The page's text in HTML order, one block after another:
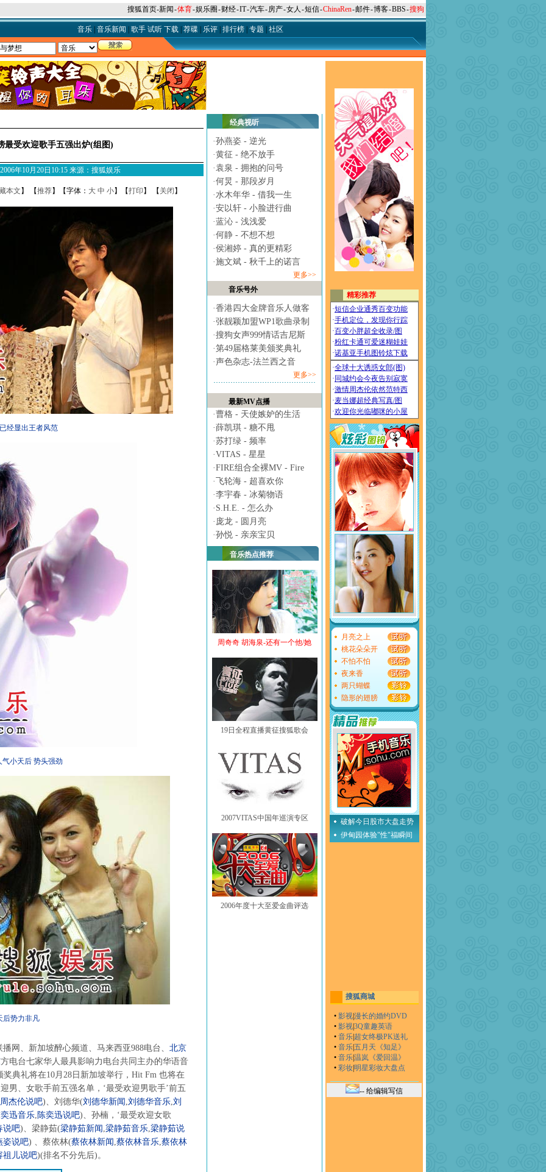
搜狐首页-新闻-体育-娱乐圈 -财经-IT-汽车-房产-女人 -短信-ChinaRen-邮件-博客-BBS-搜狗
音乐| 音乐新闻 歌手 试听 下载| 荐碟| 乐评| 排行榜| 专题 社区
最受欢迎歌手五强出炉(组图)
年10月20日10:15 来源：搜狐娱乐
本文 】 【推荐】【字体： 大 中 小】【打印 】 【 关闭 】
经显出王者风范
气小天后 势头强劲
后势力非凡
网、新加坡醉心频道、马来西亚988电台、 北京
方电台七家华人最具影响力电台共同主办的华语音
典礼将在10月28日新加坡举行，Hit Fm 也将在
男、女歌手前五强名单，‘最受欢迎男歌手’前五
周杰伦说吧)、刘德华(刘德华新闻 ,刘德华音乐,刘
迅音乐, 陈奕迅说吧)、孙楠，‘最受欢迎女歌
说吧)、梁静茹(梁静茹新闻 ,梁静茹音乐,梁静茹说
姿说吧) 、蔡依林(蔡依林新闻 ,蔡依林音乐,蔡依林
祖儿说吧)(排名不分先后)。
经典视听
·孙燕姿 - 逆光
·黄征 - 绝不放手
·袁泉 - 拥抱的问号
·何炅 - 那段岁月
·水木年华 - 借我一生
·安以轩 - 小脸进行曲
·蓝沁 - 浅浅爱
·何静 - 不想不想
·侯湘婷 - 真的更精彩
·施文斌 - 秋千上的诺言
更多>>
音乐号外
·香港四大金牌音乐人做客
·张靓颖加盟WP1歌曲录制
·搜狗女声999情话吉尼斯
·第49届格莱美颁奖典礼
·声色杂志-法兰西之音
更多>>
最新MV点播
·曹格 - 天使嫉妒的生活
·薛凯琪 - 糖不甩
·苏打绿 - 频率
·VITAS - 星星
·FIRE组合全裸MV - Fire
· 飞轮海 - 超喜欢你
·李宇春 - 冰菊物语
· S.H.E. - 怎么办
· 庞龙 - 圆月亮
·孙悦 - 亲亲宝贝
音乐热点推荐
周奇奇 胡海泉-还有一个他/她
19日全程直播黄征搜狐歌会
2007VITAS中国年巡演专区
2006年度十大至爱金曲评选
月亮之上
桃花朵朵开
不怕不怕
夜来香
两只蝴蝶
隐形的翅膀
破解今日股市大盘走势
伊甸园体验"性"福瞬间
搜狐商城
• 影视漫长的婚约DVD
• 影视3Q童趣英语
• 音乐 超女终极PK送礼
• 音乐五月天《知足》
• 音乐温岚《爱回温》
• 彩妆明星彩妆大盘点
-- 给编辑写信